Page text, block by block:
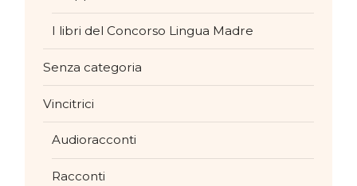
I libri del Concorso Lingua Madre
Senza categoria
Vincitrici
Audioracconti
Racconti